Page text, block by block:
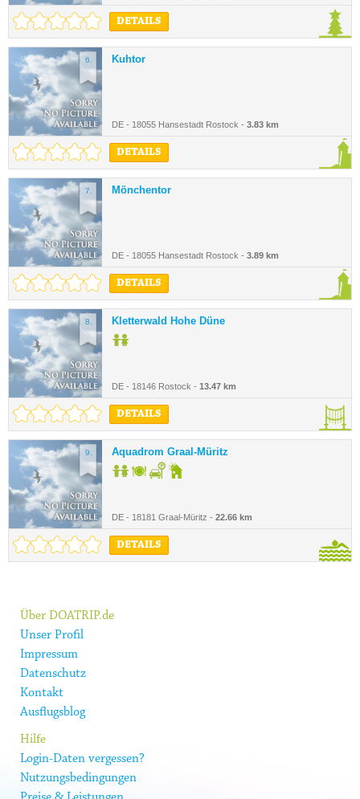
DETAILS
6. Kuhtor
DE - 18055 Hansestadt Rostock - 3.83 km
DETAILS
7. Mönchentor
DE - 18055 Hansestadt Rostock - 3.89 km
DETAILS
8. Kletterwald Hohe Düne
DE - 18146 Rostock - 13.47 km
DETAILS
9. Aquadrom Graal-Müritz
DE - 18181 Graal-Müritz - 22.66 km
DETAILS
Über DOATRIP.de
Unser Profil
Impressum
Datenschutz
Kontakt
Ausflugsblog
Hilfe
Login-Daten vergessen?
Nutzungsbedingungen